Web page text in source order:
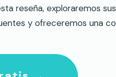
reseña, exploraremos
y ofreceremos una